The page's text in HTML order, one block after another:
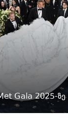
Gala 2025-